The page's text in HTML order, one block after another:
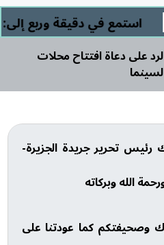
استمع في دقيقة وربع إلى:
على دعاة افتتاح محلات
رئيس تحرير جريدة الجزيرة-
الله وبركاته
وصحيفتكم كما عودتنا على